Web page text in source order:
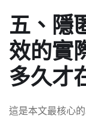
五、隱
效的實
多久才
這是本文最核心